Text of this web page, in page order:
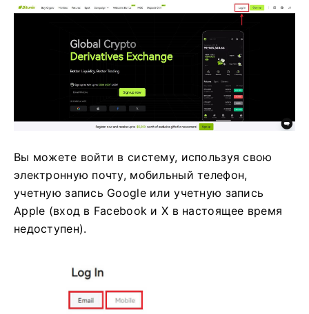
Вы можете войти в систему, используя свою
электронную почту, мобильный телефон,
учетную запись Google или учетную запись
Apple (вход в Facebook и X в настоящее время
недоступен).